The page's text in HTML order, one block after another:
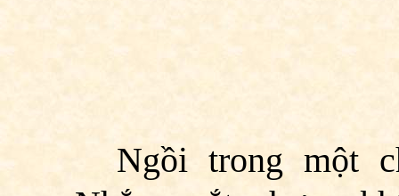
Ngồi trong một